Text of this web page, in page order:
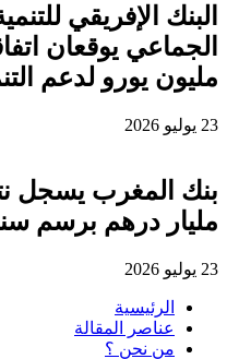
البنك الإفريقي
مليون يورو لدعم
23 يوليو 2026
مليار درهم برسم سنة
23 يوليو 2026
الرئيسية
عناصر المقالة
من نحن ؟